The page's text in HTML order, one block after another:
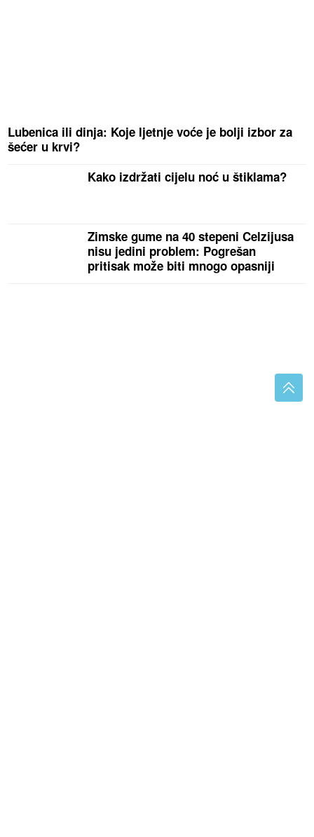
Lubenica ili dinja: Koje ljetnje voće je bolji izbor za
šećer u krvi?
Kako izdržati cijelu noć u štiklama?
Zimske gume na 40 stepeni Celzijusa
nisu jedini problem: Pogrešan
pritisak može biti mnogo opasniji